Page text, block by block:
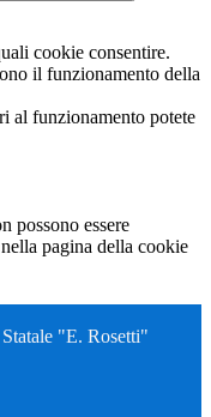
cookie consentire.
il funzionamento della
al funzionamento potete
possono essere
pagina della cookie
"E. Rosetti"